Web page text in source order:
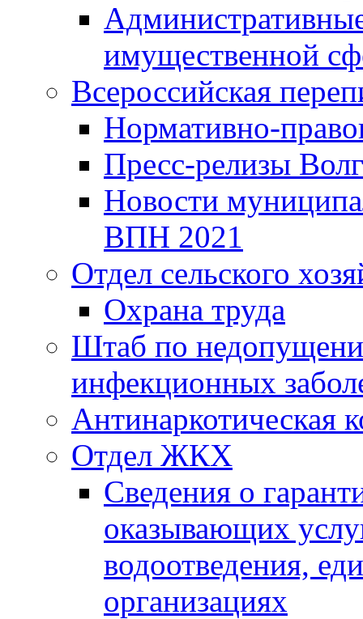
имущественной
Всероссийская
Нормативно-
Пресс-релизы
Новости
ВПН 2021
Отдел сельского
Охрана труда
Штаб по
инфекционных
Антинаркотическая
Отдел ЖКХ
Сведения о
оказывающих
водоотведения,
организациях